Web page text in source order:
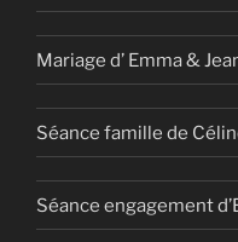
Mariage d’ Emma &
Séance famille de
Séance engagement